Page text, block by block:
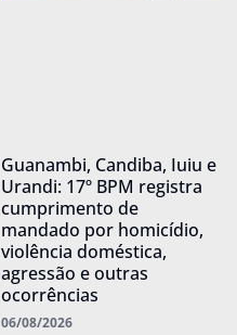
Guanambi, Candiba, Iuiu e
Urandi: 17º BPM registra
cumprimento de
mandado por homicídio,
violência doméstica,
agressão e outras
ocorrências
06/08/2026